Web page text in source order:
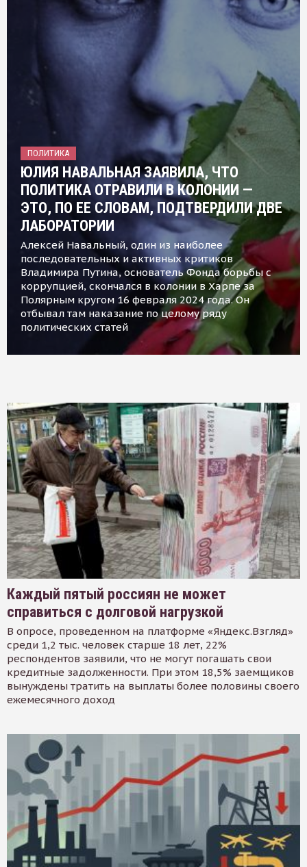
ПОЛИТИКА
ЮЛИЯ НАВАЛЬНАЯ ЗАЯВИЛА, ЧТО
ПОЛИТИКА ОТРАВИЛИ В КОЛОНИИ —
ЭТО, ПО ЕЕ СЛОВАМ, ПОДТВЕРДИЛИ ДВЕ
ЛАБОРАТОРИИ
Алексей Навальный, один из наиболее
последовательных и активных критиков
Владимира Путина, основатель Фонда борьбы с
коррупцией, скончался в колонии в Харпе за
Полярным кругом 16 февраля 2024 года. Он
отбывал там наказание по целому ряду
политических статей
Каждый пятый россиян не может
справиться с долговой нагрузкой
В опросе, проведенном на платформе «Яндекс.Взгляд»
среди 1,2 тыс. человек старше 18 лет, 22%
респондентов заявили, что не могут погашать свои
кредитные задолженности. При этом 18,5% заемщиков
вынуждены тратить на выплаты более половины своего
ежемесячного доход